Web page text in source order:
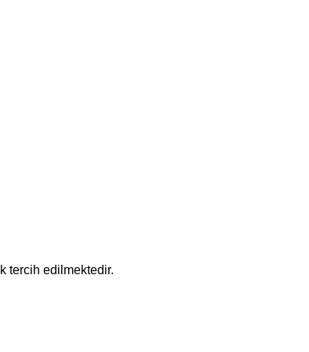
tercih edilmektedir.